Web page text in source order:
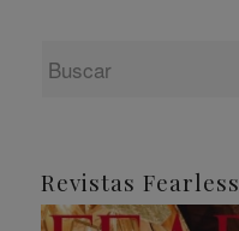
Revistas Fearless